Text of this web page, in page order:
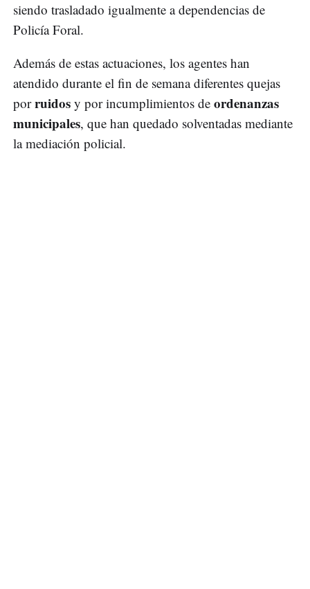
siendo trasladado igualmente a dependencias de
Policía Foral.
Además de estas actuaciones, los agentes han
atendido durante el fin de semana diferentes quejas
porruidos y por incumplimientos de ordenanzas
municipales, que han quedado solventadas mediante
la mediación policial.